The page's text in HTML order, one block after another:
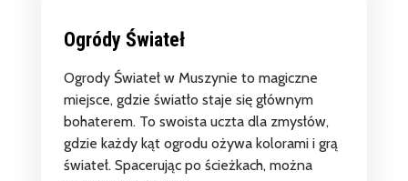
Ogródy Świateł
Ogrody Świateł w Muszynie to magiczne
miejsce, gdzie światło staje się głównym
bohaterem. To swoista uczta dla zmysłów,
gdzie każdy kąt ogrodu ożywa kolorami i grą
świateł. Spacerując po ścieżkach, można